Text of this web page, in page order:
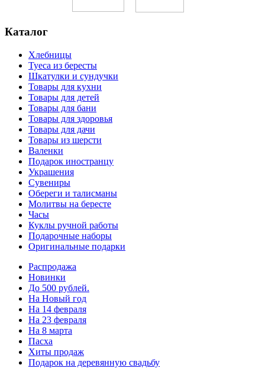
Каталог
Хлебницы
Туеса из бересты
Шкатулки и сундучки
Товары для кухни
Товары для детей
Товары для бани
Товары для здоровья
Товары для дачи
Товары из шерсти
Валенки
Подарок иностранцу
Украшения
Сувениры
Обереги и талисманы
Молитвы на бересте
Часы
Куклы ручной работы
Подарочные наборы
Оригинальные подарки
Распродажа
Новинки
До 500 рублей.
На Новый год
На 14 февраля
На 23 февраля
На 8 марта
Пасха
Хиты продаж
Подарок на деревянную свадьбу